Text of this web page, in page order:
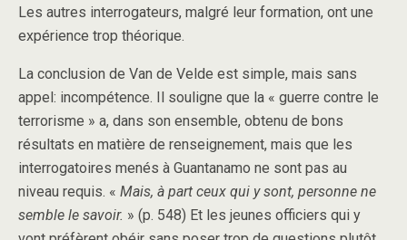
Les autres interrogateurs, malgré leur formation, ont une
expérience trop théorique.
La conclusion de Van de Velde est simple, mais sans
appel: incompétence. Il souligne que la « guerre contre le
terrorisme » a, dans son ensemble, obtenu de bons
résultats en matière de renseignement, mais que les
interrogatoires menés à Guantanamo ne sont pas au
niveau requis. « Mais, à part ceux qui y sont, personne ne
semble le savoir. » (p. 548) Et les jeunes officiers qui y